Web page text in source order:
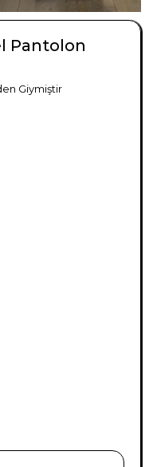
Pantolon
Giymiştir